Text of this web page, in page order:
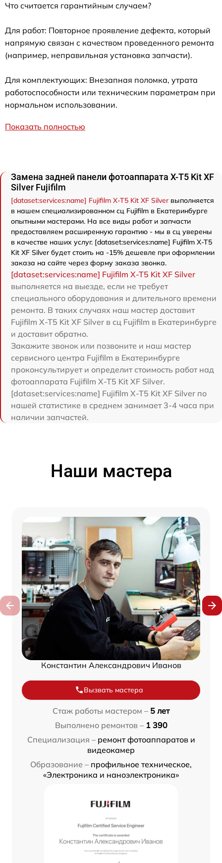
Что считается гарантийным случаем?
Для работ: Повторное проявление дефекта, который
напрямую связан с качеством проведенного ремонта
(например, неправильная установка запчасти).
Для комплектующих: Внезапная поломка, утрата
работоспособности или техническим параметрам при
нормальном использовании.
Показать полностью
Замена задней панели фотоаппарата X-T5 Kit XF
Silver Fujifilm
[dataset:services:name] Fujifilm X-T5 Kit XF Silverвыполняется
в нашем специализированном сц Fujifilm в Екатеринбурге
опытными мастерами. На все виды работ и запчасти
предоставляем расширенную гарантию - мы в сц уверены
в качестве наших услуг. [dataset:services:name] Fujifilm X-T5
Kit XF Silver будет стоить на -15% дешевле при оформлении
заказа на сайте через форму заказа звонка.
[dataset:services:name] Fujifilm X-T5 Kit XF Silver
выполняется на выезде, если не требует
специального оборудования и длительного времени
ремонта. В таких случаях наш мастер доставит
Fujifilm X-T5 Kit XF Silver в сц Fujifilm в Екатеринбурге
и доставит обратно.
Закажите звонок или позвоните и наш мастер
сервисного центра Fujifilm в Екатеринбурге
проконсультирует и определит стоимость работ над
фотоаппарата Fujifilm X-T5 Kit XF Silver.
[dataset:services:name] Fujifilm X-T5 Kit XF Silver по
нашей статистике в среднем занимает 3-4 часа при
наличии запчастей.
Наши мастера
Константин Александрович Иванов
Вызвать мастера
Стаж работы мастером – 5 лет
Выполнено ремонтов – 1 390
Специализация – ремонт фотоаппаратов и
видеокамер
Образование – профильное техническое,
«Электроника и наноэлектроника»